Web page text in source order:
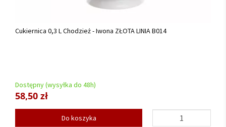
Cukiernica 0,3 L Chodzież - Iwona ZŁOTA LINIA B014
Dostępny (wysyłka do 48h)
58,50 zł
Do koszyka